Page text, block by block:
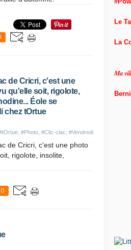
de Cricri, c'est une
qu'elle soit, rigolote,
Éole se
chez tOrtue
#Photo #Clic-clac #Vendredi
de Cricri, c'est une photo
rigolote, insolite,
0
Le
La
Ma